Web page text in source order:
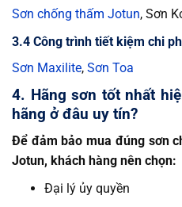
Sơn chống thấm Jotun, Sơn
3.4 Công trình tiết kiệm chi
Sơn Maxilite, Sơn Toa
4. Hãng sơn tốt nhất
hãng ở đâu uy tín?
Để đảm bảo mua đúng sơn
Jotun, khách hàng nên chọn:
Đại lý ủy quyền